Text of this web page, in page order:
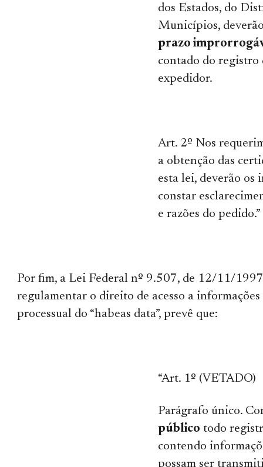
dos Estados, do
Municípios,
prazo
contado do
expedidor.
Art. 2º Nos
a obtenção das
esta lei, deverão os
constar
e razões do pedido.”
Por fim, a Lei Federal nº 9.507, de 12/11/
regulamentar o direito de acesso a
processual do “habeas data”, prevê que:
“Art. 1º (VETADO)
Parágrafo único.
público todo
contendo
possam ser